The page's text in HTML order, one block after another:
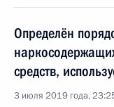
Определён
средств,
3 июля 2019 года,